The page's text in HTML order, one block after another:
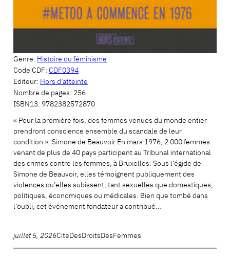
Genre: Histoire du féminisme
Code CDF: CDF0394
Editeur: Hors d’atteinte
Nombre de pages: 256
ISBN13: 9782382572870
« Pour la première fois, des femmes venues du monde entier
prendront conscience ensemble du scandale de leur
condition ». Simone de Beauvoir En mars 1976, 2 000 femmes
venant de plus de 40 pays participent au Tribunal international
des crimes contre les femmes, à Bruxelles. Sous l’égide de
Simone de Beauvoir, elles témoignent publiquement des
violences qu’elles subissent, tant sexuelles que domestiques,
politiques, économiques ou médicales. Bien que tombé dans
l’oubli, cet événement fondateur a contribué…
juillet 5, 2026CiteDesDroitsDesFemmes